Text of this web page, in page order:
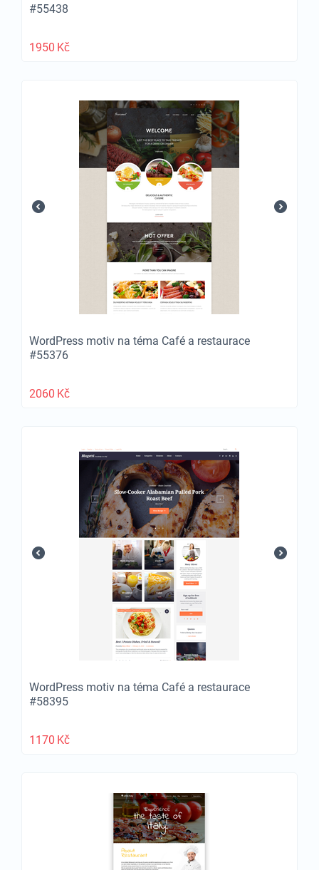
#55438
1950 Kč
WordPress motiv na téma Café a restaurace
#55376
2060 Kč
WordPress motiv na téma Café a restaurace
#58395
1170 Kč